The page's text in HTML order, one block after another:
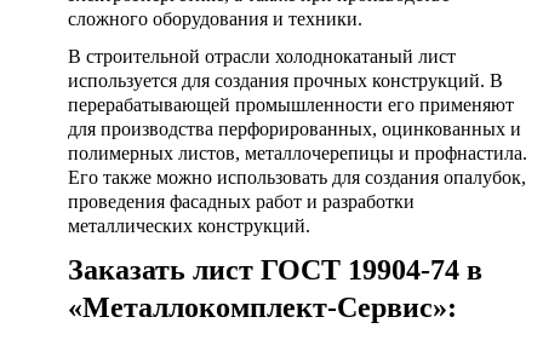
сложного оборудования и техники.
В строительной отрасли холоднокатаный лист
используется для создания прочных конструкций. В
перерабатывающей промышленности его применяют
для производства перфорированных, оцинкованных и
полимерных листов, металлочерепицы и профнастила.
Его также можно использовать для создания опалубок,
проведения фасадных работ и разработки
металлических конструкций.
Заказать лист ГОСТ 19904-74 в
«Металлокомплект-Сервис»: